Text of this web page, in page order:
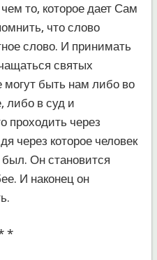
то, которое дает Сам
что слово
слово. И принимать
святых
могут быть нам либо во
либо в суд и
проходить через
через которое человек
был. Он становится
И наконец он
*